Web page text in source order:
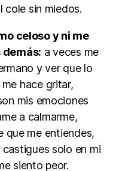
cole sin miedos.
celoso y ni me
a veces me
y ver que lo
hace gritar,
mis emociones
a calmarme,
que me entiendes,
solo en mi
siento peor.